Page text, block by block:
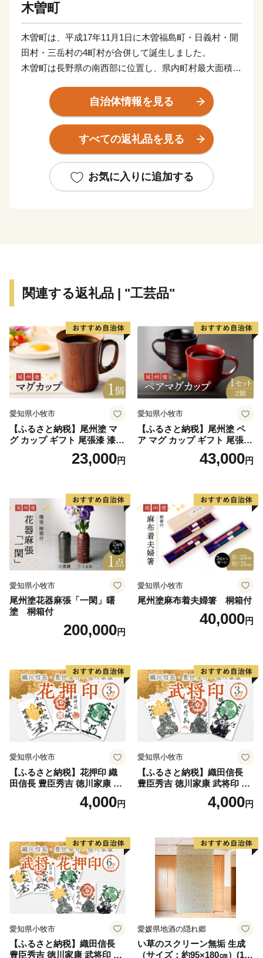
木曽町
木曽町は、平成17年11月1日に木曽福島町・日義村・開
田村・三岳村の4町村が合併して誕生しました。
木曽町は長野県の南西部に位置し、県内町村最大面積
緑豊かな山間の町です。西に木曽御嶽山、東には中央ア
ルプス木曽駒ケ岳がそびえています。町の中央には木曽
川が流れ、その流域に沿って国道19号とJR中央本線が
走っています。木曽町全体としては、夏と冬、昼と夜の
人々の暮らしや生活環境を支えています。
自治体情報を見る
すべての返礼品を見る
お気に入りに追加する
関連する返礼品 | "工芸品"
愛知県小牧市
【ふるさと納税】尾州塗 マ
グ カップ ギフト 尾張漆 漆
漆器 漆器工芸 工芸品 芸術性
実用性 抗菌性 美味しく安全
ウイルス効果 お取り寄せ 愛
知県 小牧市 送料無料
23,000円
愛知県小牧市
【ふるさと納税】尾州塗 ペ
ア マグ カップ ギフト 尾張漆
漆 漆器 漆器工芸 工芸品 芸術
性 実用性 抗菌性 美味しく安
抗ウイルス効果 お取り寄せ
愛知県 小牧市 送料無料
43,000円
愛知県小牧市
尾州塗花器麻張「一閑」曙
塗 桐箱付
200,000円
愛知県小牧市
尾州塗麻布着夫婦箸 桐箱付
40,000円
愛知県小牧市
【ふるさと納税】花押印 織
田信長 豊臣秀吉 徳川家康 3
枚 セット 戦国 武将 小牧山城
墨絵 龍画師 書道アーティス
牧市 お取り寄せ 送料無料
4,000円
愛知県小牧市
【ふるさと納税】織田信長
豊臣秀吉 徳川家康 武将印 3
枚 セット イラスト 戦国 武将
小牧山城 墨絵 龍画師 書道ア
愛知県 小牧市 お取り寄せ 送
4,000円
愛知県小牧市
【ふるさと納税】織田信長
豊臣秀吉 徳川家康 武将印 花
愛媛県地酒の隠れ郷
い草のスクリーン無垢 生成
（サイズ：約95×180㎝）(14